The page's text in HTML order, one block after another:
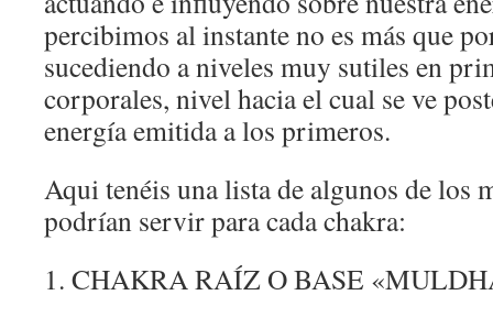
percibimos al instante no es más que
sucediendo a niveles muy sutiles en
corporales, nivel hacia el cual se ve
energía emitida a los primeros.
Aqui tenéis una lista de algunos de los
podrían servir para cada chakra:
1. CHAKRA RAÍZ O BASE